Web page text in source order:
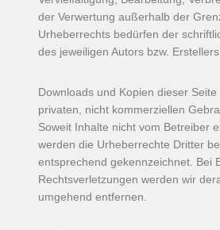
der Verwertung außerhalb der
Urheberrechts bedürfen der
des jeweiligen Autors bzw. Erstellers.
Downloads und Kopien dieser
privaten, nicht kommerziellen
Soweit Inhalte nicht vom Betreiber
werden die Urheberrechte Dritter
entsprechend gekennzeichnet. Bei
Rechtsverletzungen werden wir
umgehend entfernen.